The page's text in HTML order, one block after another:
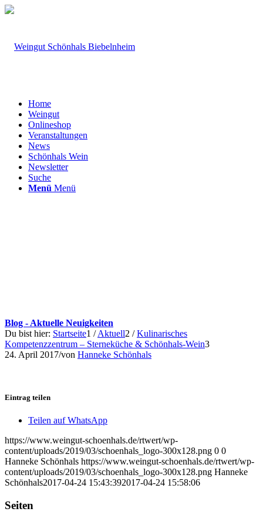
Home
Weingut
Onlineshop
Veranstaltungen
News
Schönhals Wein
Newsletter
Suche
Menü Menü
Blog - Aktuelle Neuigkeiten
Du bist hier: Startseite1 / Aktuell2 / Kulinarisches
Kompetenzzentrum – Sterneküche & Schönhals-Wein3
24. April 2017/von Hanneke Schönhals
Eintrag teilen
Teilen auf WhatsApp
https://www.weingut-schoenhals.de/rtwert/wp-
content/uploads/2019/03/schoenhals_logo-300x128.png 0 0
Hanneke Schönhals https://www.weingut-schoenhals.de/rtwert/wp-
content/uploads/2019/03/schoenhals_logo-300x128.png Hanneke
Schönhals2017-04-24 15:43:392017-04-24 15:58:06
Seiten